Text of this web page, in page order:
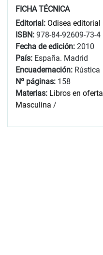
FICHA TÉCNICA
Editorial: Odisea editorial
ISBN: 978-84-92609-73-4
Fecha de edición: 2010
País: España. Madrid
Encuadernación: Rústica
Nº páginas: 158
Materias: Libros en oferta
Masculina /